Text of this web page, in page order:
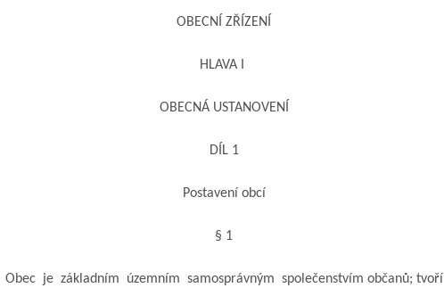
OBECNÍ ZŘÍZENÍ
HLAVA I
OBECNÁ USTANOVENÍ
DÍL 1
Postavení obcí
§ 1
Obec je základním územním samosprávným společenstvím občanů; tvoří